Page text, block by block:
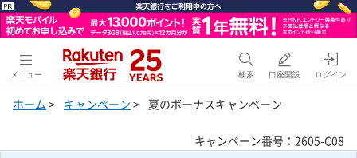
メニュー 検索 口座開設 ログイン
ホーム > キャンペーン > 夏のボーナスキャンペーン
キャンペーン番号：2605-C08